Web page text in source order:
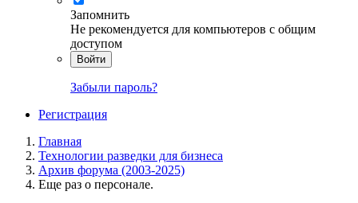
Запомнить
Не рекомендуется для компьютеров с общим
доступом
Войти
Забыли пароль?
Регистрация
Главная
Технологии разведки для бизнеса
Архив форума (2003-2025)
Еще раз о персонале.